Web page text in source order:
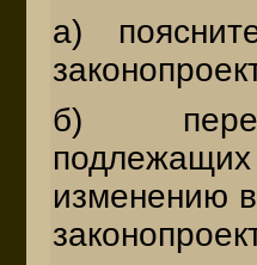
а)
б)
изменению